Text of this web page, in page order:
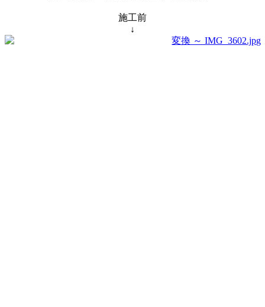
施工前
↓